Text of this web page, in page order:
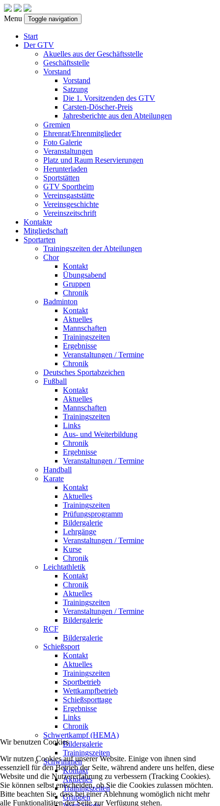
Menu Toggle navigation
Start
Der GTV
Akuelles aus der Geschäftsstelle
Geschäftsstelle
Vorstand
Vorstand
Satzung
Die 1. Vorsitzenden des GTV
Carsten-Döscher-Preis
Jahresberichte aus den Abteilungen
Gremien
Ehrenrat/Ehrenmitglieder
Foto Galerie
Veranstaltungen
Platz und Raum Reservierungen
Herunterladen
Sportstätten
GTV Sportheim
Vereinsgaststätte
Vereinsgeschichte
Vereinszeitschrift
Kontakte
Mitgliedschaft
Sportarten
Trainingszeiten der Abteilungen
Chor
Kontakt
Übungsabend
Gruppen
Chronik
Badminton
Kontakt
Aktuelles
Mannschaften
Trainingszeiten
Ergebnisse
Veranstaltungen / Termine
Chronik
Deutsches Sportabzeichen
Fußball
Kontakt
Aktuelles
Mannschaften
Trainingszeiten
Links
Aus- und Weiterbildung
Chronik
Ergebnisse
Veranstaltungen / Termine
Handball
Karate
Kontakt
Aktuelles
Trainingszeiten
Prüfungsprogramm
Bildergalerie
Lehrgänge
Veranstaltungen / Termine
Kurse
Chronik
Leichtathletik
Kontakt
Chronik
Aktuelles
Trainingszeiten
Veranstaltungen / Termine
Bildergalerie
RCF
Bildergalerie
Schießsport
Kontakt
Aktuelles
Trainingszeiten
Sportbetrieb
Wettkampfbetrieb
Schießsporttage
Ergebnisse
Links
Chronik
Schwertkampf (HEMA)
Bildergalerie
Trainingszeiten
Schwimmen
Kontakt
Aktuelles
Trainingszeiten
Gruppen
Wir benutzen Cookies
Wir nutzen Cookies auf unserer Website. Einige von ihnen sind
essenziell für den Betrieb der Seite, während andere uns helfen, diese
Website und die Nutzererfahrung zu verbessern (Tracking Cookies).
Sie können selbst entscheiden, ob Sie die Cookies zulassen möchten.
Bitte beachten Sie, dass bei einer Ablehnung womöglich nicht mehr
alle Funktionalitäten der Seite zur Verfügung stehen.